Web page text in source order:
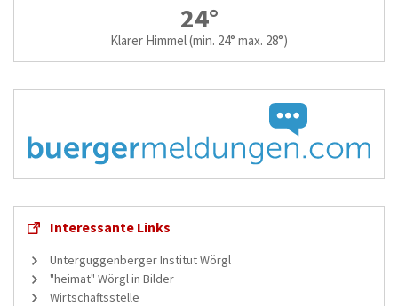
24°
Klarer Himmel(min. 24° max. 28°)
Interessante Links
Unterguggenberger Institut Wörgl
"heimat" Wörgl in Bilder
Wirtschaftsstelle